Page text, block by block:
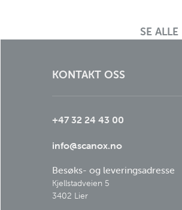
SE ALLE
KONTAKT OSS
+47 32 24 43 00
info@scanox.no
Besøks- og leveringsadresse
Kjellstadveien 5
3402 Lier